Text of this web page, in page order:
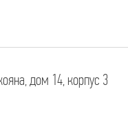
дом 14, корпус 3